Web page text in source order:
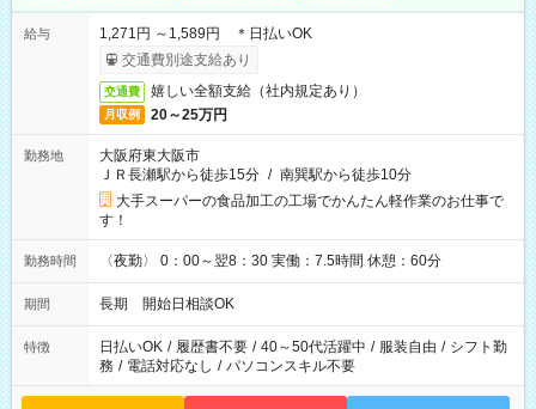
給与
1,271円 ～1,589円 ＊日払いOK
交通費別途支給あり
交通費 嬉しい全額支給（社内規定あり）
月収例 20～25万円
勤務地
大阪府東大阪市
ＪＲ長瀬駅から徒歩15分 / 南巽駅から徒歩10分
大手スーパーの食品加工の工場でかんたん軽作業のお仕事で
す！
勤務時間 〈夜勤〉 0：00～翌8：30 実働：7.5時間 休憩：60分
期間 長期 開始日相談OK
特徴 日払いOK / 履歴書不要 / 40～50代活躍中 / 服装自由 / シフト勤
務 / 電話対応なし / パソコンスキル不要